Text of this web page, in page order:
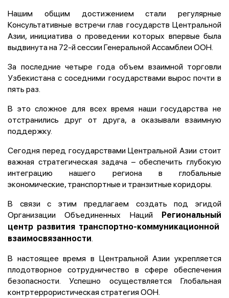
Нашим общим достижением стали регулярные
Консультативные встречи глав государств Центральной
Азии, инициатива о проведении которых впервые была
выдвинута на 72-й сессии Генеральной Ассамблеи ООН.
За последние четыре года объем взаимной торговли
Узбекистана с соседними государствами вырос почти в
пять раз.
В это сложное для всех время наши государства не
отстранились друг от друга, а оказывали взаимную
поддержку.
Сегодня перед государствами Центральной Азии стоит
важная стратегическая задача – обеспечить глубокую
интеграцию нашего региона в глобальные
экономические, транспортные и транзитные коридоры.
В связи с этим предлагаем создать под эгидой
Организации Объединенных Наций
Региональный
центр развития транспортно-коммуникационной
взаимосвязанности.
В настоящее время в Центральной Азии укрепляется
плодотворное сотрудничество в сфере обеспечения
безопасности. Успешно осуществляется Глобальная
контртеррористическая стратегия ООН.